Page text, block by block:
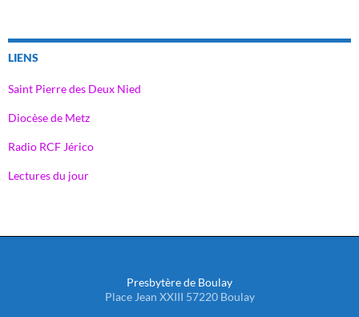
LIENS
Saint Pierre des Deux Nied
Diocèse de Metz
Radio RCF Jérico
Lectures du jour
Presbytère de Boulay
Place Jean XXIII 57220 Boulay